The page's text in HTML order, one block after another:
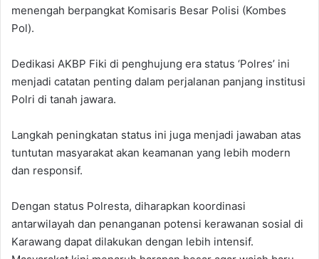
menengah berpangkat Komisaris Besar Polisi (Kombes
Pol).
Dedikasi AKBP Fiki di penghujung era status ‘Polres’ ini
menjadi catatan penting dalam perjalanan panjang institusi
Polri di tanah jawara.
Langkah peningkatan status ini juga menjadi jawaban atas
tuntutan masyarakat akan keamanan yang lebih modern
dan responsif.
Dengan status Polresta, diharapkan koordinasi
antarwilayah dan penanganan potensi kerawanan sosial di
Karawang dapat dilakukan dengan lebih intensif.